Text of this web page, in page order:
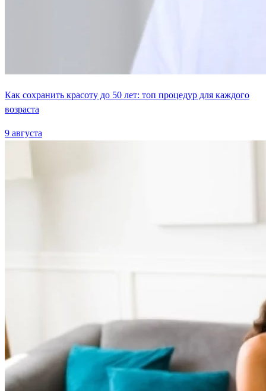
Как сохранить красоту до 50 лет: топ процедур для каждого
возраста
9 августа